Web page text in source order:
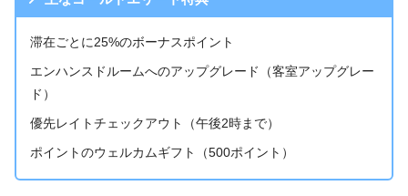
滞在ごとに25%のボーナスポイント
エンハンスドルームへのアップグレード（客室アップグレー
ド）
優先レイトチェックアウト（午後2時まで）
ポイントのウェルカムギフト（500ポイント）